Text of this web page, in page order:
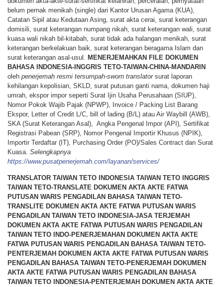
belum pernak menikah (single) dari Kantor Urusan Agama (KUA),
Catatan Sipil atau Kedutaan Asing, surat akta cerai, surat keterangan
domisili, surat keterangan numpang nikah, surat keterangan wali, surat
kuasa wali nikah bil-kitabah, surat tidak ada halangan menikah, surat
keterangan berkelakuan baik, surat keterangan beragama Islam dan
surat keterangan asal-usul. MENERJEMAHKAN FILE DOKUMEN
BAHASA INDONESIA-INGGRIS TETO-TAIWAN-CHINA-MANDARIN
oleh penerjemah resmi tersumpah-sworn translatorsurat laporan
kehilangan kepolisian, SKLD, surat putusan ganti nama, dokumen haji
umrah, ekspor impor seperti Surat Ijin Usaha Perusahaan (SIUP),
Nomor Pokok Wajib Pajak (NPWP), Invoice / Packing List Barang
Ekspor, Letter of Credit L/C, bill of lading (B/L) atau Air Waybill (AWB),
SKA (Surat Keterangan Asal), Angka Pengenal Impor (API), Sertifikat
Registrasi Pabean (SRP), Nomor Pengenal Importir Khusus (NPIK),
Importir Terdaftar (IT), Purchasing Order (PO)/Sales Contract dan Surat
Kuasa. Selengkapnya
https://www.pusatpenerjemah.com/layanan/services/
TRANSLATOR TAIWAN TETO INDONESIA TAIWAN TETO INGGRIS
TAIWAN TETO-TRANSLATE DOKUMEN AKTA AKTE FATWA
PUTUSAN WARIS PENGADILAN BAHASA TAIWAN TETO-
TRANSLITE DOKUMEN AKTA AKTE FATWA PUTUSAN WARIS
PENGADILAN TAIWAN TETO INDONESIA-JASA TERJEMAH
DOKUMEN AKTA AKTE FATWA PUTUSAN WARIS PENGADILAN
TAIWAN TETO INDO-PENERJEMAHAN DOKUMEN AKTA AKTE
FATWA PUTUSAN WARIS PENGADILAN BAHASA TAIWAN TETO-
PENTERJEMAH DOKUMEN AKTA AKTE FATWA PUTUSAN WARIS
PENGADILAN BAHASA TAIWAN TETO-PENERJEMAH DOKUMEN
AKTA AKTE FATWA PUTUSAN WARIS PENGADILAN BAHASA
TAIWAN TETO INDONESIA-PENTERJEMAH DOKUMEN AKTA AKTE